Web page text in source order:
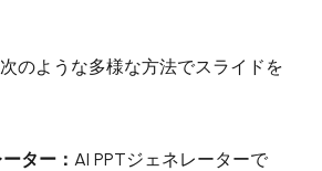
のような多様な方法でスライドを
ター： AI PPTジェネレーターで